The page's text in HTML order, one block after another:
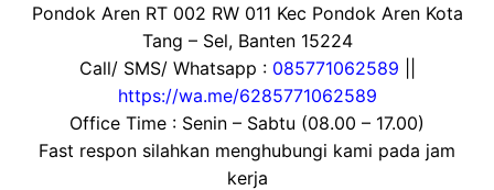
Pondok Aren RT 002 RW 011 Kec Pondok Aren Kota
Tang – Sel, Banten 15224
Call/ SMS/ Whatsapp : 085771062589
https://wa.me/6285771062589
Office Time : Senin – Sabtu (08.00 – 17.00)
Fast respon silahkan menghubungi kami pada jam
kerja